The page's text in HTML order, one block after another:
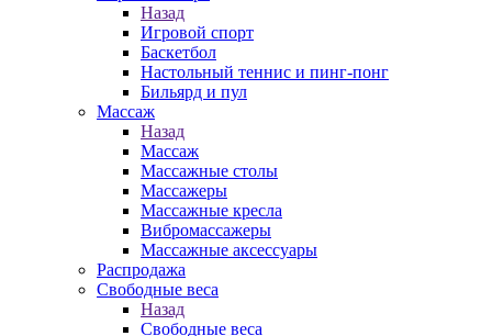
Назад
Игровой спорт
Баскетбол
Настольный теннис и пинг-понг
Бильярд и пул
Массаж
Назад
Массаж
Массажные столы
Массажеры
Массажные кресла
Вибромассажеры
Массажные аксессуары
Распродажа
Свободные веса
Назад
Свободные веса